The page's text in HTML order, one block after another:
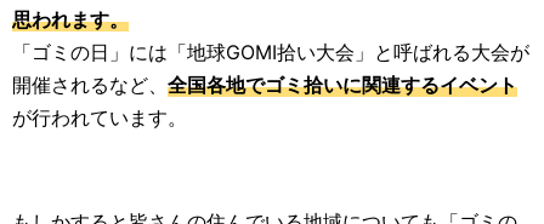
思われます。
「ゴミの日」には「地球GOMI拾い大会」と呼ばれる大会が
開催されるなど、 全国各地でゴミ拾いに関連するイベント
が行われています。